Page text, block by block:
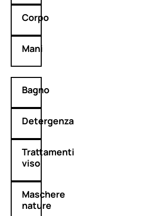
Corpo
Mani
Bagno
Detergenza
Trattamenti
viso
Maschere
nature